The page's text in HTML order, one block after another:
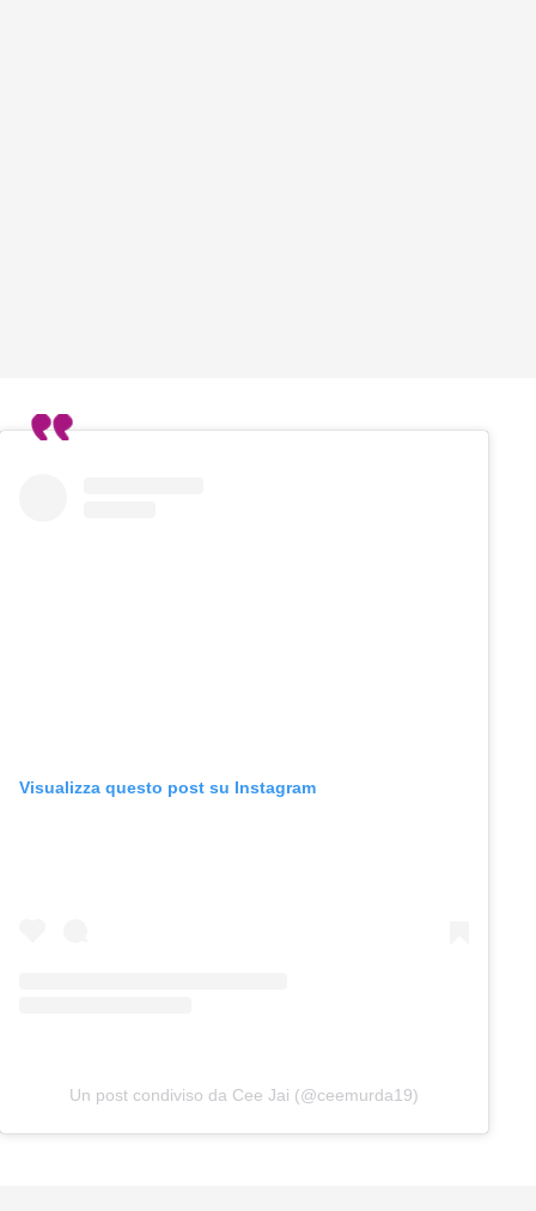
Visualizza questo post su Instagram
Un post condiviso da Cee Jai (@ceemurda19)